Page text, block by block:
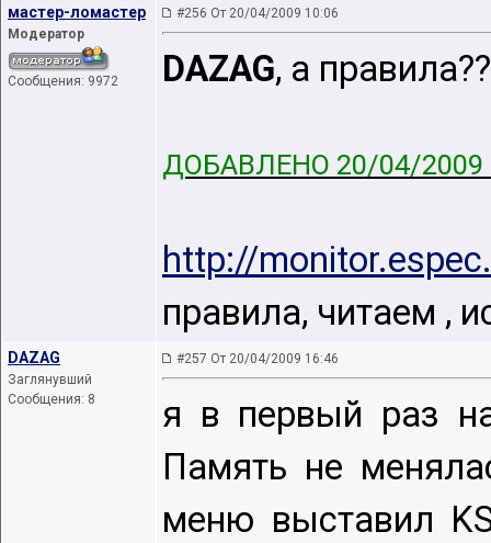
мастер-ломастер
Модератор
Сообщения: 9972
#256 От 20/04/2009 10:06
DAZAG, а правила??
ДОБАВЛЕНО 20/04/2009
http://
правила, читаем ,
DAZAG
Заглянувший
Сообщения: 8
#257 От 20/04/2009 16:46
я в первый раз
Память не
меню выставил